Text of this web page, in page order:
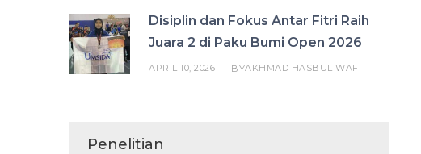
Disiplin dan Fokus Antar Fitri Raih
Juara 2 di Paku Bumi Open 2026
APRIL 10, 2026 BYAKHMAD HASBUL WAFI
Penelitian